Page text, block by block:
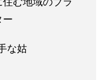
ー
な姑